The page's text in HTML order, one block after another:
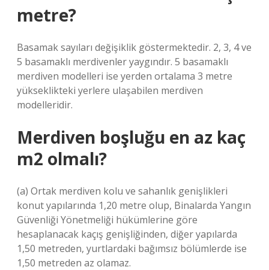
metre?
Basamak sayıları değişiklik göstermektedir. 2, 3, 4 ve
5 basamaklı merdivenler yaygındır. 5 basamaklı
merdiven modelleri ise yerden ortalama 3 metre
yükseklikteki yerlere ulaşabilen merdiven
modelleridir.
Merdiven boşluğu en az kaç
m2 olmalı?
(a) Ortak merdiven kolu ve sahanlık genişlikleri
konut yapılarında 1,20 metre olup, Binalarda Yangın
Güvenliği Yönetmeliği hükümlerine göre
hesaplanacak kaçış genişliğinden, diğer yapılarda
1,50 metreden, yurtlardaki bağımsız bölümlerde ise
1,50 metreden az olamaz.